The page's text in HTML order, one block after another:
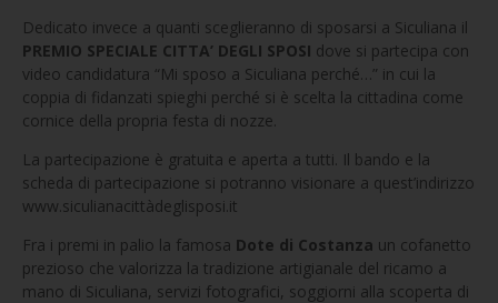
Dedicato invece a quanti sceglieranno di sposarsi a Siculiana il
PREMIO SPECIALE CITTA’ DEGLI SPOSI dove si partecipa con
video candidatura “Mi sposo a Siculiana perché…” in cui la
coppia di fidanzati spieghi perché si è scelta la cittadina come
cornice della propria festa di nozze.
La partecipazione è gratuita e aperta a tutti. Il bando e la
scheda di partecipazione si potranno visionare a quest’indirizzo
www.siculianacittàdeglisposi.it
Fra i premi in palio la famosa Dote di Costanza un cofanetto
prezioso che valorizza la tradizione artigianale del ricamo a
mano di Siculiana, servizi fotografici, soggiorni alla scoperta di